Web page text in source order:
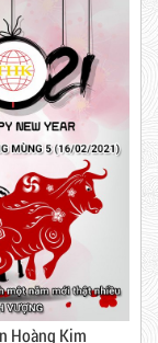
4*150
New
và đen 10cm,
Hoàng Kim